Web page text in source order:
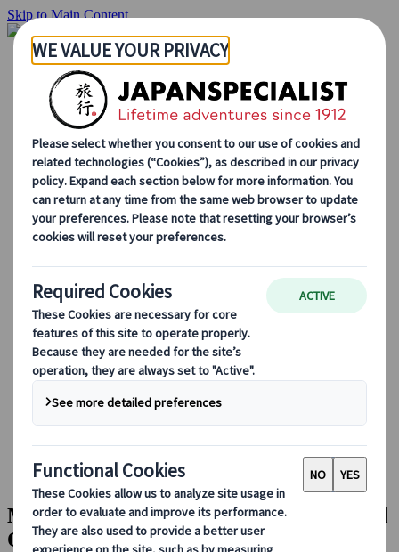
Skip to Main Content
Inizio
Itinerari di viaggio
Itinerari individuali
Tour guidati
Drive & stay
Tour di serie
Escursioni
Tour di gruppo su misura
Japan Rail Pass
Come lavoriamo
Chi siamo
Il nostro team
Blog
Consigli di viaggio per ogni stagione
Attrazioni principali
Approfondimenti culturali
Esperienze culinarie
Alla scoperta del Giappone in treno
Domande frequenti
Informazioni essenziali
Regole di etichetta
Guidare in Giappone
Prenotare con noi
Japan Rail Pass
Strutture ricettive
Consulenza online
Masterclass privata sugli okonomiyaki ad
Osaka